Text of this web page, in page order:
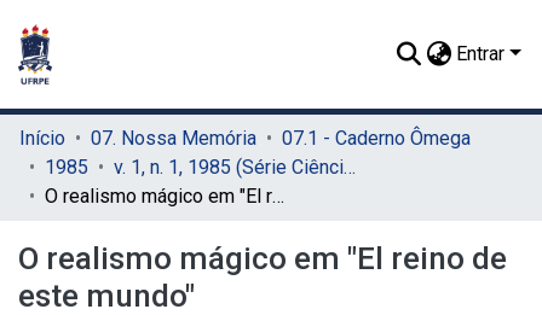
Entrar
Início 07. Nossa Memória
07.1 - Caderno Ômega
1985
v. 1, n. 1, 1985 (Série Ciências Humanas)
O realismo mágico em "El reino de este mundo"
O realismo mágico em "El reino de
este mundo"